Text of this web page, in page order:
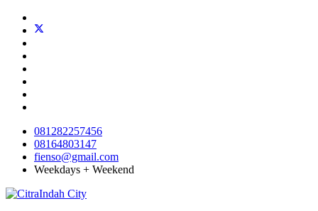
081282257456
08164803147
fienso@gmail.com
Weekdays + Weekend